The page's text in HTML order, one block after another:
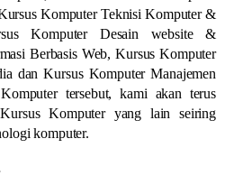
Komputer Teknisi Komputer &
Komputer Desain website &
Berbasis Web, Kursus Komputer
dan Kursus Komputer Manajemen
tersebut, kami akan terus
Komputer yang lain seiring
komputer.